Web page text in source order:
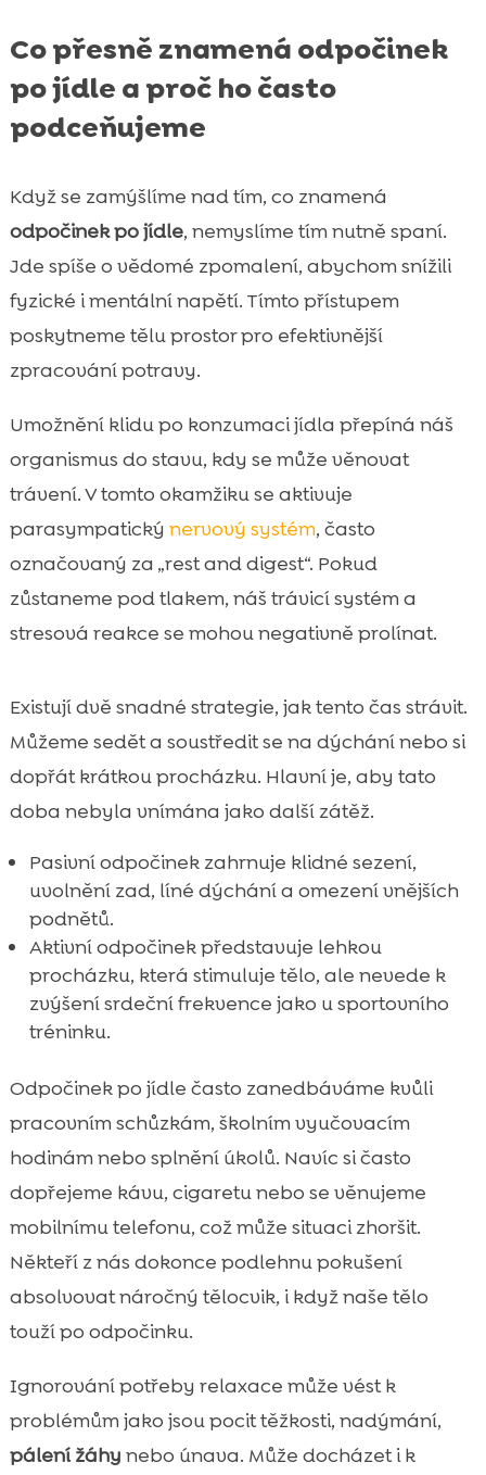
Co přesně znamená odpočinek
po jídle a proč ho často
podceňujeme
Když se zamýšlíme nad tím, co znamená
odpočinek po jídle, nemyslíme tím nutně spaní.
Jde spíše o vědomé zpomalení, abychom snížili
fyzické i mentální napětí. Tímto přístupem
poskytneme tělu prostor pro efektivnější
zpracování potravy.
Umožnění klidu po konzumaci jídla přepíná náš
organismus do stavu, kdy se může věnovat
trávení. V tomto okamžiku se aktivuje
parasympatický nervový systém, často
označovaný za „rest and digest“. Pokud
zůstaneme pod tlakem, náš trávicí systém a
stresová reakce se mohou negativně prolínat.
Existují dvě snadné strategie, jak tento čas strávit.
Můžeme sedět a soustředit se na dýchání nebo si
dopřát krátkou procházku. Hlavní je, aby tato
doba nebyla vnímána jako další zátěž.
Pasivní odpočinek zahrnuje klidné sezení,
uvolnění zad, líné dýchání a omezení vnějších
podnětů.
Aktivní odpočinek představuje lehkou
procházku, která stimuluje tělo, ale nevede k
zvýšení srdeční frekvence jako u sportovního
tréninku.
Odpočinek po jídle často zanedbáváme kvůli
pracovním schůzkám, školním vyučovacím
hodinám nebo splnění úkolů. Navíc si často
dopřejeme kávu, cigaretu nebo se věnujeme
mobilnímu telefonu, což může situaci zhoršit.
Někteří z nás dokonce podlehnu pokušení
absolvovat náročný tělocvik, i když naše tělo
touží po odpočinku.
Ignorování potřeby relaxace může vést k
problémům jako jsou pocit těžkosti, nadýmání,
pálení žáhy nebo únava. Může docházet i k